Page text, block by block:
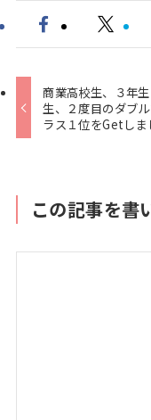
商業高校生、３年
生、２度目のダブ
ラス１位をGetしま
この記事を書